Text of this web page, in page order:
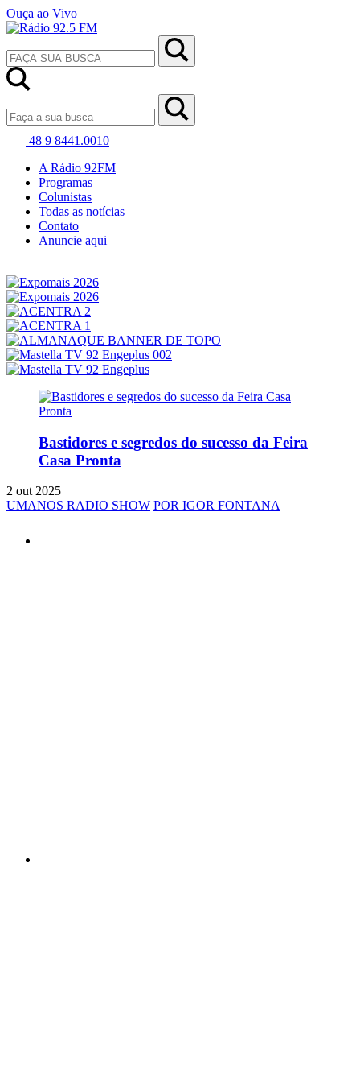
Ouça ao Vivo
48 9 8441.0010
A Rádio 92FM
Programas
Colunistas
Todas as notícias
Contato
Anuncie aqui
Bastidores e segredos do sucesso da Feira
Casa Pronta
2 out 2025
UMANOS RADIO SHOW POR IGOR FONTANA